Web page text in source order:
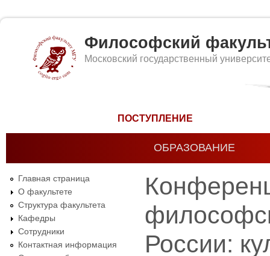
Философский
Московский государственный
ПОСТУПЛЕНИЕ
ОБРАЗОВАНИЕ
Главная страница
О факультете
Структура факультета
Кафедры
Сотрудники
Контактная информация
России: